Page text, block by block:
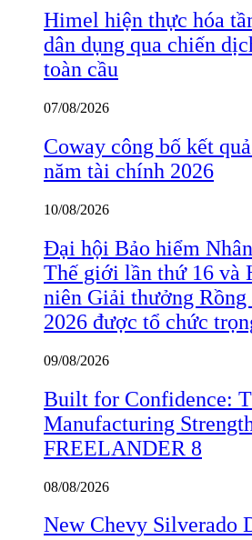
Himel hiện thực hóa
dân dụng qua chiến
toàn cầu
07/08/2026
Coway công bố kết
năm tài chính 2026
10/08/2026
Đại hội Bảo hiểm
Thế giới lần thứ 16 và
niên Giải thưởng
2026 được tổ chức
09/08/2026
Built for Confidence:
Manufacturing
FREELANDER 8
08/08/2026
New Chevy Silverado